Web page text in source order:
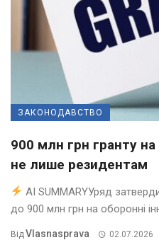
ЗАКОНОДАВСТВО
900 млн грн гранту
не лише резидентам
AI SUMMARYУряд
до 900 млн грн на оборонні
Від Vlasnasprava 02.07.2026